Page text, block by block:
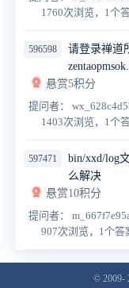
1760次浏览，1个
596598
请登录禅道
悬赏5积分
提问者：
1403次浏览，1个
597471
bin/xxd/log
么解决
悬赏10积分
提问者：
907次浏览，1个答
© 2009-